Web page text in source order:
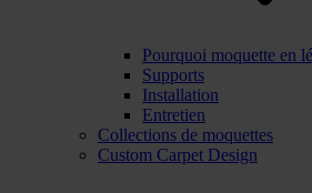
Pourquoi moquette en
Supports
Installation
Entretien
Collections de moquettes
Custom Carpet Design